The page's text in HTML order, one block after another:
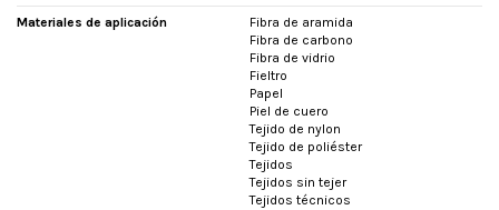
Materiales de aplicación
Fibra de aramida
Fibra de carbono
Fibra de vidrio
Fieltro
Papel
Piel de cuero
Tejido de nylon
Tejido de poliéster
Tejidos
Tejidos sin tejer
Tejidos técnicos